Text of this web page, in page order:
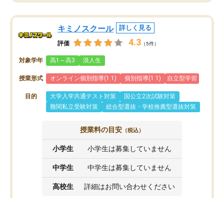
キミノスクール 詳しく見る
評価 4.3 （5件）
対象学年 高1～高3 浪人生
授業形式 オンライン個別指導(1:1) 個別指導(1:1) 自立型学習
目的 大学入学共通テスト対策
国公立2次試験対策
難関私立受験対策
総合型選抜・学校推薦型選抜対策
授業料の目安 （税込）
小学生 小学生は募集していません
中学生 中学生は募集していません
高校生 詳細はお問い合わせください